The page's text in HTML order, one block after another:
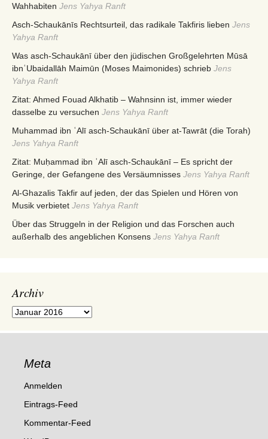
Wahhabiten Jens Yahya Ranft
Asch-Schaukānīs Rechtsurteil, das radikale Takfiris lieben Jens
Yahya Ranft
Was asch-Schaukānī über den jüdischen Großgelehrten Mūsā
ibnʿUbaidallāh Maimūn (Moses Maimonides) schrieb Jens
Yahya Ranft
Zitat: Ahmed Fouad Alkhatib – Wahnsinn ist, immer wieder
dasselbe zu versuchen Jens Yahya Ranft
Muhammad ibn ʿAlī asch-Schaukānī über at-Tawrāt (die Torah)
Jens Yahya Ranft
Zitat: Muḥammad ibn ʿAlī asch-Schaukānī – Es spricht der
Geringe, der Gefangene des Versäumnisses Jens Yahya Ranft
Al-Ghazalis Takfir auf jeden, der das Spielen und Hören von
Musik verbietet Jens Yahya Ranft
Über das Struggeln in der Religion und das Forschen auch
außerhalb des angeblichen Konsens Jens Yahya Ranft
Archiv
Archiv
Meta
Anmelden
Eintrags-Feed
Kommentar-Feed